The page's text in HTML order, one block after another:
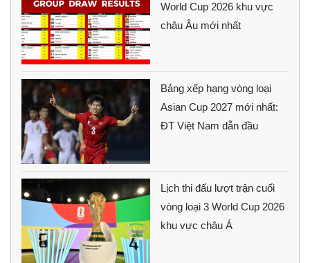
World Cup 2026 khu vực
châu Âu mới nhất
Bảng xếp hạng vòng loại
Asian Cup 2027 mới nhất:
ĐT Việt Nam dẫn đầu
Lịch thi đấu lượt trận cuối
vòng loại 3 World Cup 2026
khu vực châu Á